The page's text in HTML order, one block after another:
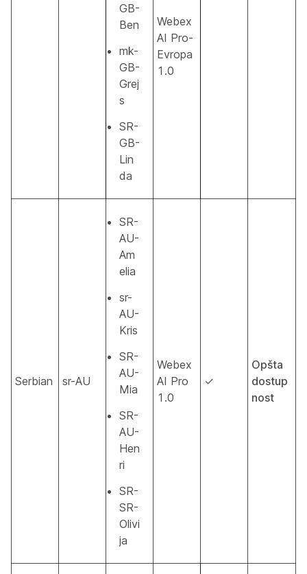
GB-
Ben
mk-
GB-
Grej
s
SR-
GB-
Lin
da
Webex
AI Pro-
Evropa
1.0
Serbian sr-AU
SR-
AU-
Am
elia
sr-
AU-
Kris
SR-
AU-
Mia
SR-
AU-
Hen
ri
SR-
SR-
Olivi
ja
Webex
AI Pro
1.0
✓
Opšta
dostup
nost